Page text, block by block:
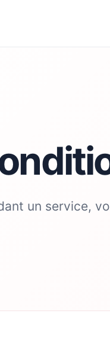
un service,